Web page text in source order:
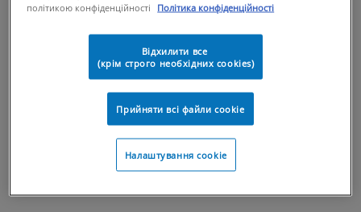
політикою конфіденційності
Політика конфіденційності
Відхилити все
(крім строго необхідних cookies)
Прийняти всі файли сookie
Налаштування cookie